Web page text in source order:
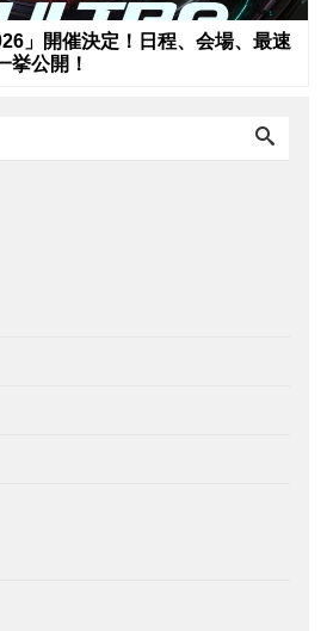
」開催決定！日程、会場、最速
挙公開！